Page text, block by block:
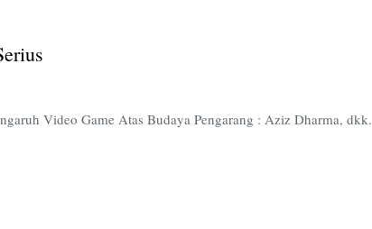
Video Game Atas Budaya Pengarang : Aziz Dharma, dkk.